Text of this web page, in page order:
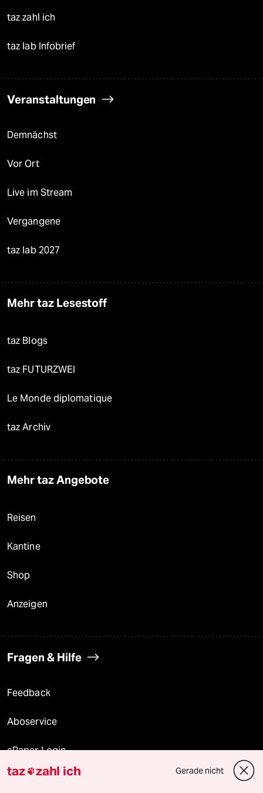
taz zahl ich
taz lab Infobrief
Veranstaltungen
Demnächst
Vor Ort
Live im Stream
Vergangene
taz lab 2027
Mehr taz Lesestoff
taz Blogs
taz FUTURZWEI
Le Monde diplomatique
taz Archiv
Mehr taz Angebote
Reisen
Kantine
Shop
Anzeigen
Fragen & Hilfe
Feedback
Aboservice
ePaper Login
Downloads für Abonnierende
taz zahl ich Gerade nicht